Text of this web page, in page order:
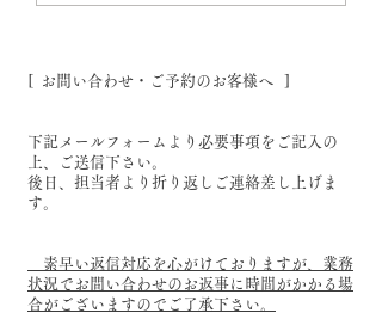
撮影スタジオ
[ お問い合わせ・ご予約のお客様へ ]
下記メールフォームより必要事項をご記入の
上、ご送信下さい。
後日、担当者より折り返しご連絡差し上げま
す。
素早い返信対応を心がけておりますが、業務
状況でお問い合わせのお返事に時間がかかる場
合がございますのでご了承下さい。